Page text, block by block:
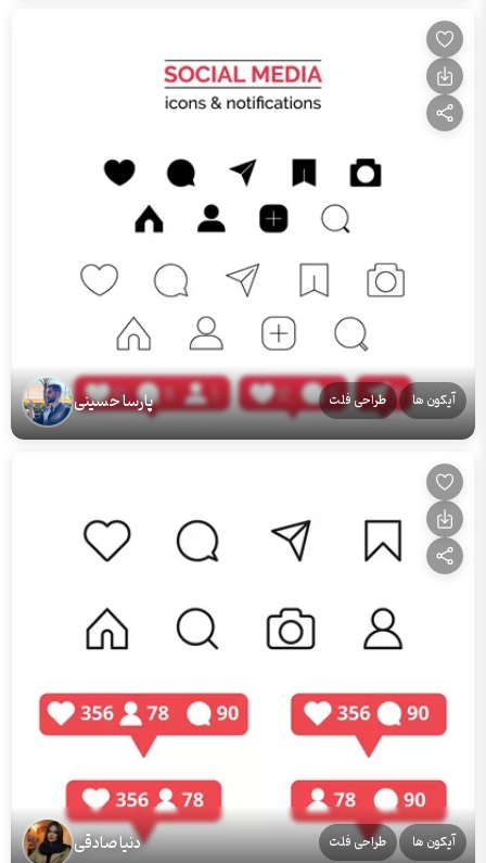
آیکون ها طراحی فلت پارسا حسینی
آیکون ها طراحی فلت دنیا صادقی